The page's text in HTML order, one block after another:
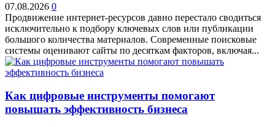
07.08.2026 0
Продвижение интернет-ресурсов давно перестало сводиться
исключительно к подбору ключевых слов или публикации
большого количества материалов. Современные поисковые
системы оценивают сайты по десяткам факторов, включая...
Как цифровые инструменты помогают
повышать эффективность бизнеса